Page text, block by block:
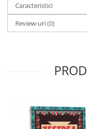
Caracteristici
Review-uri(0)